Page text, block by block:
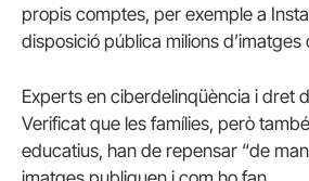
propis comptes, per exemple a
disposició pública milions d’imatges
Experts en ciberdelinqüència i dret
Verificat que les famílies, però
educatius, han de repensar “de